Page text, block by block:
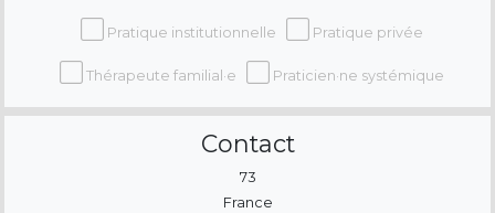
Pratique institutionnelle Pratique privée
Thérapeute familial·e Praticien·ne systémique
Contact
73
France